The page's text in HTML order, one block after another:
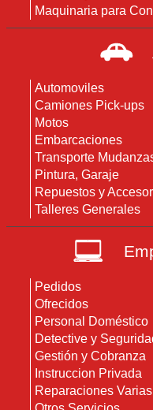
Maquinaria para
Automoviles
Camiones Pick-ups
Motos
Embarcaciones
Transporte
Pintura, Garaje
Repuestos y
Talleres Generales
Pedidos
Ofrecidos
Personal Doméstico
Detective y
Gestión y Cobranza
Instruccion Privada
Reparaciones Varias